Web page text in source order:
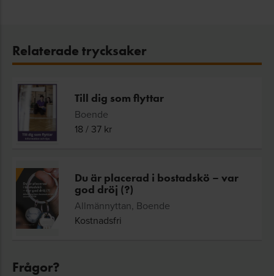
Relaterade trycksaker
Till dig som flyttar
Boende
18 / 37 kr
Du är placerad i bostadskö – var
god dröj (?)
Allmännyttan, Boende
Kostnadsfri
Frågor?